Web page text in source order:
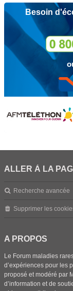
Besoin
ALLER À LA
Recherche avancée
Supprimer les
A PROPOS
Le Forum maladies
d’expériences pour les
proposé et modéré par
d’information et de